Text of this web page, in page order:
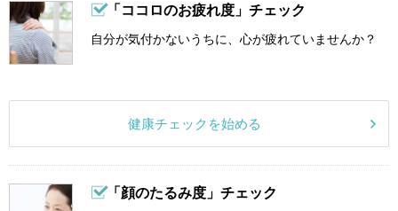
「ココロのお疲れ度」チェック
自分が気付かないうちに、心が疲れていませんか？
健康チェックを始める
「顔のたるみ度」チェック